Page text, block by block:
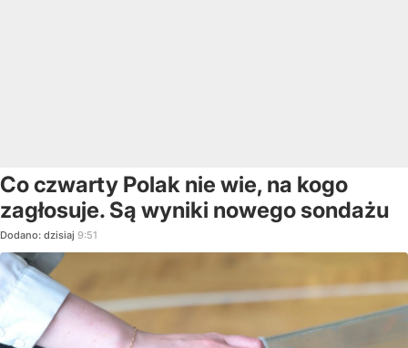
Co czwarty Polak nie wie, na kogo
zagłosuje. Są wyniki nowego sondażu
Dodano: dzisiaj 9:51